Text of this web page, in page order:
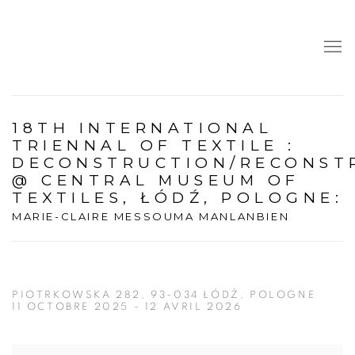
18TH INTERNATIONAL
TRIENNAL OF TEXTILE :
DECONSTRUCTION/
@ CENTRAL MUSEUM OF
TEXTILES, ŁÓDŹ, POLOGNE :
MARIE-CLAIRE MESSOUMA MANLANBIEN
PIOTRKOWSKA 282, 93-034 ŁÓDŹ, POLOGNE
11 OCTOBRE 2025 - 12 AVRIL 2026